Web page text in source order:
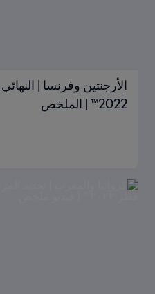
2022™ | الملخص